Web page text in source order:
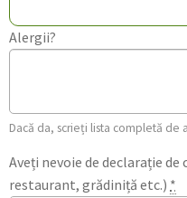
Alergii?
Dacă da, scrieți lista completă de
Aveți nevoie de declarație
restaurant, grădiniță etc.) *